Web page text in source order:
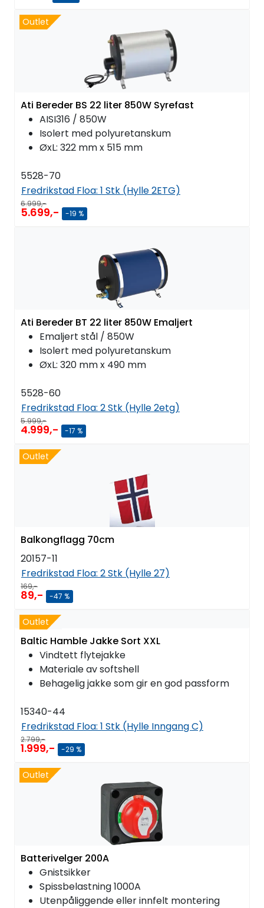
Outlet
Ati Bereder BS 22 liter 850W Syrefast
AISI316 / 850W
Isolert med polyuretanskum
ØxL: 322 mm x 515 mm
5528-70
Fredrikstad Floa: 1 Stk (Hylle 2ETG)
6.999,-
5.699,- -19 %
Ati Bereder BT 22 liter 850W Emaljert
Emaljert stål / 850W
Isolert med polyuretanskum
ØxL: 320 mm x 490 mm
5528-60
Fredrikstad Floa: 2 Stk (Hylle 2etg)
5.999,-
4.999,- -17 %
Outlet
Balkongflagg 70cm
20157-11
Fredrikstad Floa: 2 Stk (Hylle 27)
169,-
89,- -47 %
Outlet
Baltic Hamble Jakke Sort XXL
Vindtett flytejakke
Materiale av softshell
Behagelig jakke som gir en god passform
15340-44
Fredrikstad Floa: 1 Stk (Hylle Inngang C)
2.799,-
1.999,- -29 %
Outlet
Batterivelger 200A
Gnistsikker
Spissbelastning 1000A
Utenpåliggende eller innfelt montering